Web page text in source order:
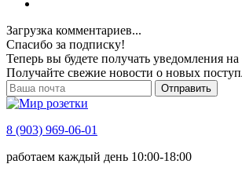
Загрузка комментариев...
Спасибо за подписку!
Теперь вы будете получать уведомления на
Получайте свежие новости о новых
Отправить
8 (903) 969-06-01
работаем каждый день 10:00-18:00